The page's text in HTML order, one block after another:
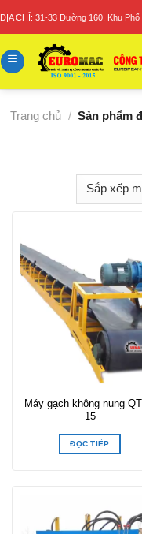
ĐỊA CHỈ: 31-33 Đường 160, Khu Phố
Trang chủ / Sản phẩm
Máy gạch không nung
15
ĐỌC TIẾP